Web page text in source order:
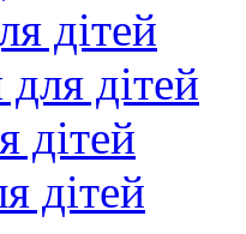
дітей
дітей
дітей
дітей